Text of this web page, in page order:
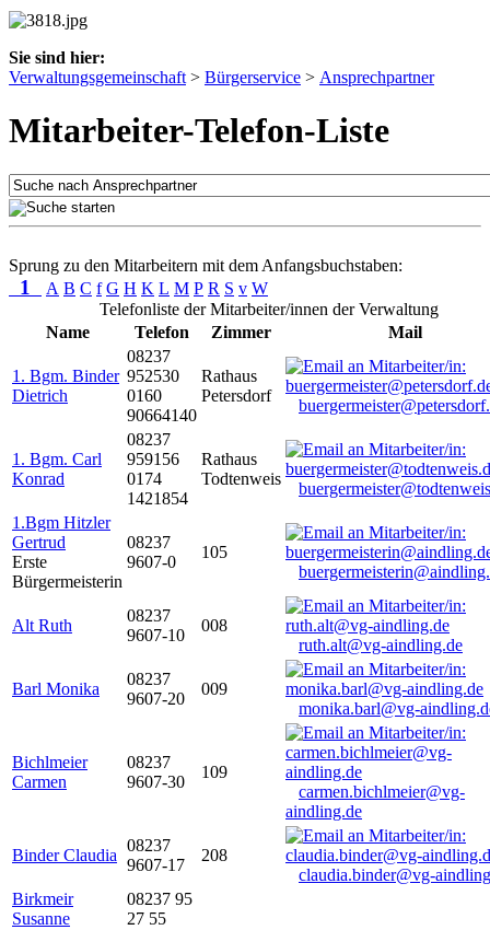
Sie sind hier:
Verwaltungsgemeinschaft > Bürgerservice > Ansprechpartner
Mitarbeiter-Telefon-Liste
Sprung zu den Mitarbeitern mit dem Anfangsbuchstaben:
1 A B C f G H K L M P R S v W
Telefonliste der Mitarbeiter/innen der Verwaltung
Name
Telefon Zimmer Mail
1. Bgm. Binder
Dietrich
08237
952530
0160
90664140
Rathaus
Petersdorf
1. Bgm. Carl
Konrad
08237
959156
0174
1421854
Rathaus
Todtenweis
1.Bgm Hitzler
Gertrud
Erste
Bürgermeisterin
08237
9607-0
105
Alt Ruth
08237
9607-10
008
ruth.alt@vg-aindling.de
Barl Monika
08237
9607-20
009
monika.barl@vg-
Bichlmeier
Carmen
08237
9607-30
109
carmen.bichlmeier@vg-
aindling.de
Binder Claudia
08237
9607-17
208
claudia.binder@vg-
Birkmeir
Susanne
08237 95
27 55